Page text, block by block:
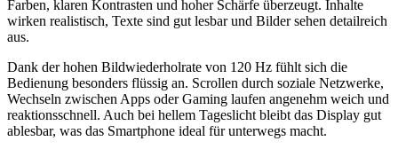
Farben, klaren Kontrasten und hoher Schärfe überzeugt. Inhalte
wirken realistisch, Texte sind gut lesbar und Bilder sehen detailreich
aus.
Dank der hohen Bildwiederholrate von 120 Hz fühlt sich die
Bedienung besonders flüssig an. Scrollen durch soziale Netzwerke,
Wechseln zwischen Apps oder Gaming laufen angenehm weich und
reaktionsschnell. Auch bei hellem Tageslicht bleibt das Display gut
ablesbar, was das Smartphone ideal für unterwegs macht.